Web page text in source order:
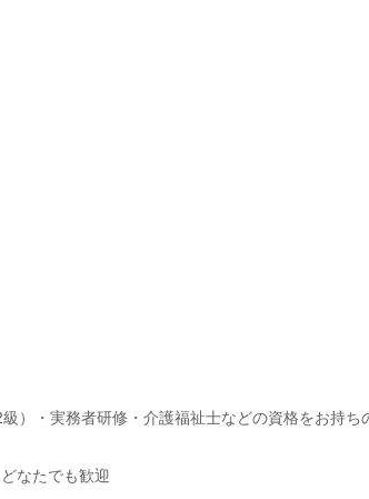
）・実務者研修・介護福祉士などの資格をお持ち
なたでも歓迎